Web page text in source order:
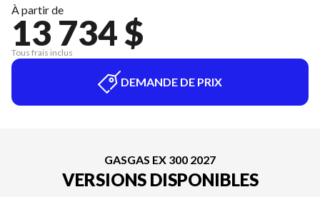
À partir de
13 734 $
Tous frais inclus
DEMANDE DE PRIX
GASGAS EX 300 2027
VERSIONS DISPONIBLES